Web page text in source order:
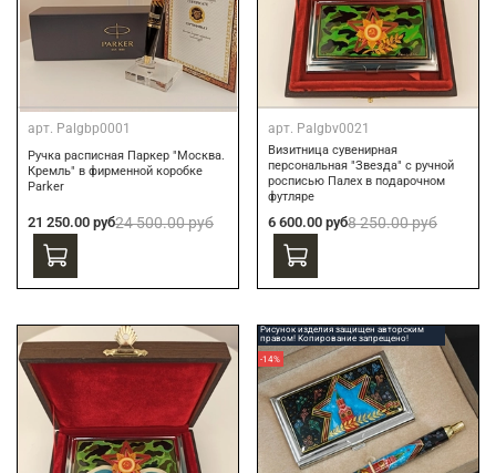
арт. Palgbp0001
Ручка расписная Паркер "Москва.
Кремль" в фирменной коробке
Parker
21 250.00 руб24 500.00 руб
арт. Palgbv0021
Визитница сувенирная
персональная "Звезда" с ручной
росписью Палех в подарочном
футляре
6 600.00 руб8 250.00 руб
Рисунок изделия защищен авторским
правом! Копирование запрещено!
-14%